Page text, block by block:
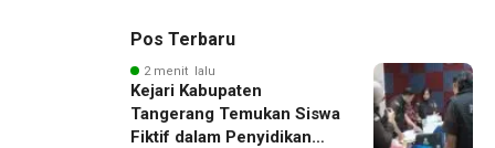
Pos Terbaru
2 menit lalu
Kejari Kabupaten
Tangerang Temukan Siswa
Fiktif dalam Penyidikan